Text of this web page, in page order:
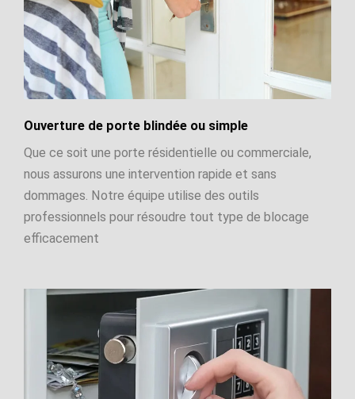
Ouverture de porte blindée ou simple
Que ce soit une porte résidentielle ou commerciale,
nous assurons une intervention rapide et sans
dommages. Notre équipe utilise des outils
professionnels pour résoudre tout type de blocage
efficacement